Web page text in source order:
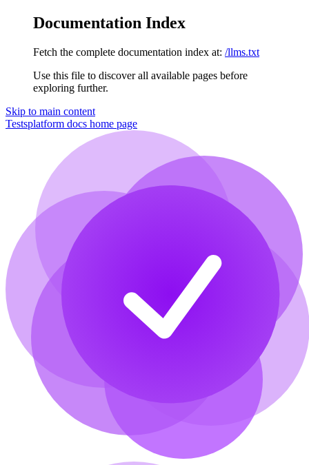
Documentation Index
Fetch the complete documentation index at: /llms.txt
Use this file to discover all available pages before
exploring further.
Skip to main content
Testsplatform docs home page